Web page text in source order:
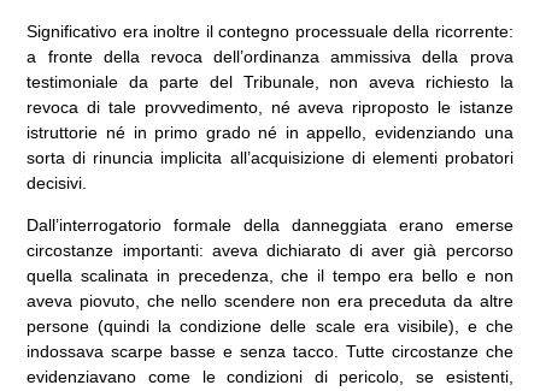
Significativo era inoltre il contegno processuale della ricorrente:
a fronte della revoca dell’ordinanza ammissiva della prova
testimoniale da parte del Tribunale, non aveva richiesto la
revoca di tale provvedimento, né aveva riproposto le istanze
istruttorie né in primo grado né in appello, evidenziando una
sorta di rinuncia implicita all’acquisizione di elementi probatori
decisivi.
Dall’interrogatorio formale della danneggiata erano emerse
circostanze importanti: aveva dichiarato di aver già percorso
quella scalinata in precedenza, che il tempo era bello e non
aveva piovuto, che nello scendere non era preceduta da altre
persone (quindi la condizione delle scale era visibile), e che
indossava scarpe basse e senza tacco. Tutte circostanze che
evidenziavano come le condizioni di pericolo, se esistenti,